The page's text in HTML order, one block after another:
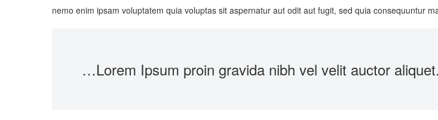
nemo enim ipsam voluptatem quia voluptas sit aspernatur aut odit aut fugit, sed quia consequuntur
…Lorem Ipsum proin gravida nibh vel velit auctor